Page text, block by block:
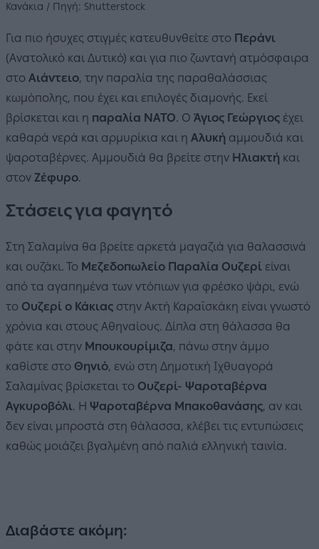
Κανάκια / Πηγή: Shutterstock
Για πιο ήσυχες στιγμές κατευθυνθείτε στο Περάνι
(Ανατολικό και Δυτικό) και για πιο ζωντανή ατμόσφαιρα
στο Αιάντειο, την παραλία της παραθαλάσσιας
κωμόπολης, που έχει και επιλογές διαμονής. Εκεί
βρίσκεται και η παραλία ΝΑΤΟ. Ο Άγιος Γεώργιος έχει
καθαρά νερά και αρμυρίκια και η Αλυκή αμμουδιά και
ψαροταβέρνες. Αμμουδιά θα βρείτε στην Ηλιακτή και
στον Ζέφυρο.
Στάσεις για φαγητό
Στη Σαλαμίνα θα βρείτε αρκετά μαγαζιά για θαλασσινά
και ουζάκι. Το Μεζεδοπωλείο Παραλία Ουζερί είναι
από τα αγαπημένα των ντόπιων για φρέσκο ψάρι, ενώ
το Ουζερί ο Κάκιας στην Ακτή Καραϊσκάκη είναι γνωστό
χρόνια και στους Αθηναίους. Δίπλα στη θάλασσα θα
φάτε και στην Μπουκουρίμιζα, πάνω στην άμμο
καθίστε στο Θηνιό, ενώ στη Δημοτική Ιχθυαγορά
Σαλαμίνας βρίσκεται το Ουζερί- Ψαροταβέρνα
Αγκυροβόλι. Η Ψαροταβέρνα Μπακοθανάσης, αν και
δεν είναι μπροστά στη θάλασσα, κλέβει τις εντυπώσεις
καθώς μοιάζει βγαλμένη από παλιά ελληνική ταινία.
Διαβάστε ακόμη: